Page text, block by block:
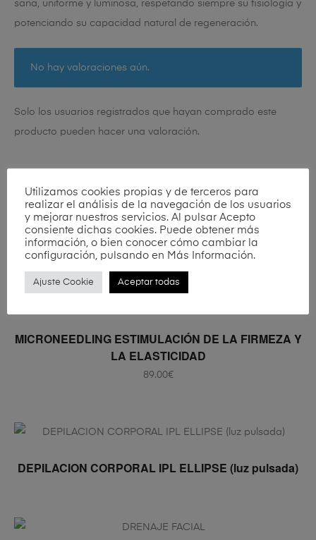
sana, uniforme y luminosa, respetando siempre su fisiología y
potenciando su capacidad natural de regeneración.
No hay valoraciones aún.
Solo los usuarios registrados que hayan comprado este
producto pueden hacer una valoración.
Productos relacionados
AÑADIR AL CARRITO
MICRONEEDLING ESTIMULACIÓN DE LA FIRMEZA Y
LA ELASTICIDAD
89.00€
LEER MÁS
DEPILACION CORPORAL IPL ELLIPSE (luz pulsada)
Utilizamos cookies propias y de terceros para
realizar el análisis de la navegación de los usuarios
y mejorar nuestros servicios. Al pulsar Acepto
consiente dichas cookies. Puede obtener más
información, o bien conocer cómo cambiar la
configuración, pulsando en Más Información.
Ajuste Cookie Aceptar todas